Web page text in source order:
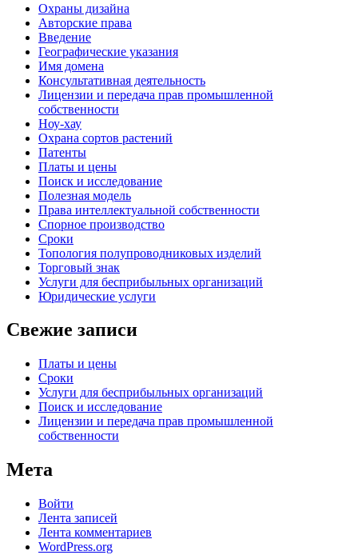
Oхраны дизайна
Авторские права
Введение
Географические указания
Имя домена
Консультативная деятельность
Лицензии и передача прав промышленной
собственности
Ноу-хау
Охрана сортов растений
Патенты
Платы и цены
Поиск и исследование
Полезная модель
Права интеллектуальной собственности
Спорное производство
Сроки
Топология полупроводниковых изделий
Торговый знак
Услуги для беcприбыльных организаций
Юридические услуги
Свежие записи
Платы и цены
Сроки
Услуги для беcприбыльных организаций
Поиск и исследование
Лицензии и передача прав промышленной
собственности
Мета
Войти
Лента записей
Лента комментариев
WordPress.org